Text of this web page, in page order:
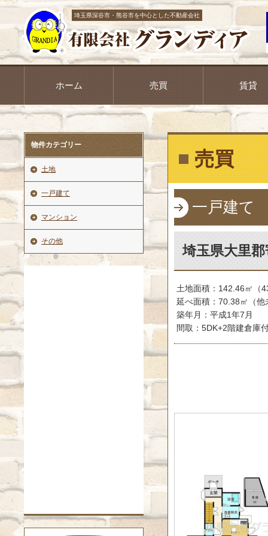
埼玉県深谷市・熊谷市を中心とした不動産会社
ホーム 売買 賃貸
売買
一戸建て
埼玉県大里
土地面積：142.46㎡（
延べ面積：70.38㎡（他
築年月：平成1年7月
間取：5DK+2階建倉庫
物件カテゴリー
土地
一戸建て
マンション
その他